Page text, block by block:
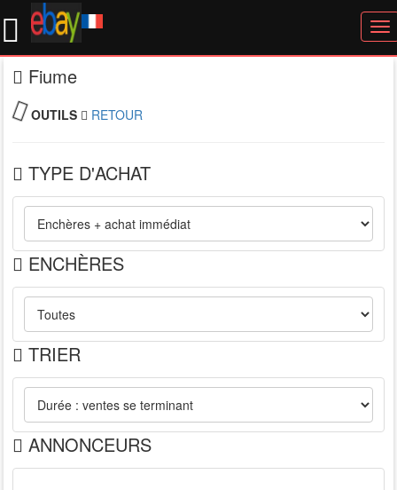
Fiume
OUTILS RETOUR
TYPE D'ACHAT
ENCHÈRES
TRIER
ANNONCEURS